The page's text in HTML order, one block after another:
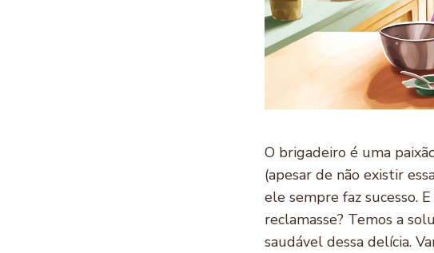
O brigadeiro é uma
(apesar de não existir
ele sempre faz sucesso.
reclamasse? Temos a
saudável dessa delícia.